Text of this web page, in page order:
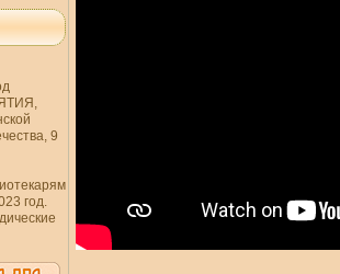
9
год.